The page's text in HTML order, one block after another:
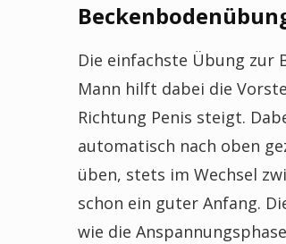
Die einfachste Übung zur
Mann hilft dabei die
Richtung Penis steigt.
automatisch nach oben
üben, stets im Wechsel
schon ein guter Anfang.
wie die